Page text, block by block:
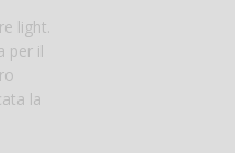
light.
per il
la